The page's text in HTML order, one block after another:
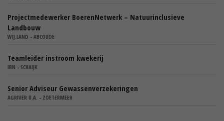
Projectmedewerker BoerenNetwerk – Natuurinclusieve
Landbouw
WIJ.LAND - ABCOUDE
Teamleider instroom kwekerij
IBN - SCHAIJK
Senior Adviseur Gewassenverzekeringen
AGRIVER U.A. - ZOETERMEER